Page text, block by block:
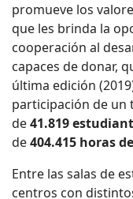
promueve los
que les brinda la
cooperación al
capaces de donar,
última edición
participación de un
de41.819
de404.415 horas
Entre las salas de
centros con